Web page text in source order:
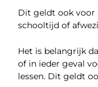
Dit geldt ook voor
schooltijd of
Het is belangrijk
of in ieder geval
lessen. Dit geldt